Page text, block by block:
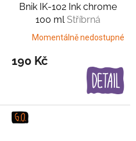
Bnik IK-102 Ink chrome
100 mlStříbrná
Momentálně nedostupné
190 Kč